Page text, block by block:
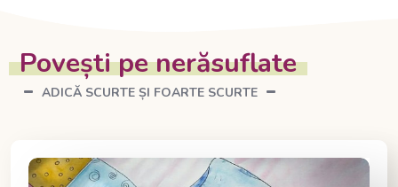
ADICĂ SCURTE ȘI FOARTE SCURTE
Povești pe nerăsuflate